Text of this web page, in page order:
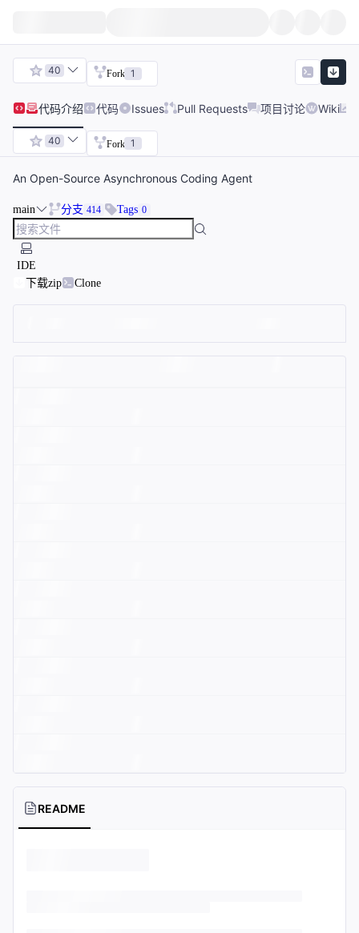
40 Fork 1
代码介绍 代码 Issues Pull Requests 项目讨论 Wiki
40 Fork 1
An Open-Source Asynchronous Coding Agent
main 分支 414 Tags 0
IDE
下载zip
Clone
README